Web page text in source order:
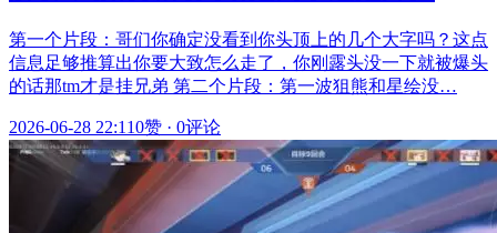
第一个片段：哥们你确定没看到你头顶上的几个大字吗？这点
信息足够推算出你要大致怎么走了，你刚露头没一下就被爆头
的话那tm才是挂兄弟 第二个片段：第一波狙熊和星绘没…
2026-06-28 22:110赞 · 0评论